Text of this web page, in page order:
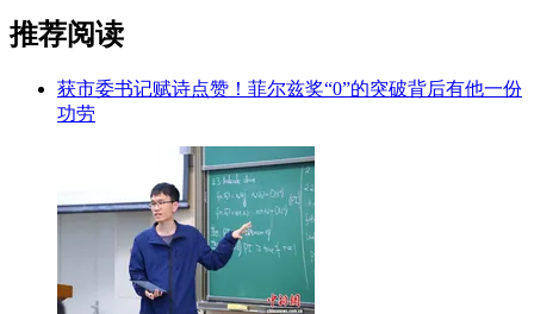
推荐阅读
获市委书记赋诗点赞！菲尔兹奖“0”的突破背后有他一份
功劳